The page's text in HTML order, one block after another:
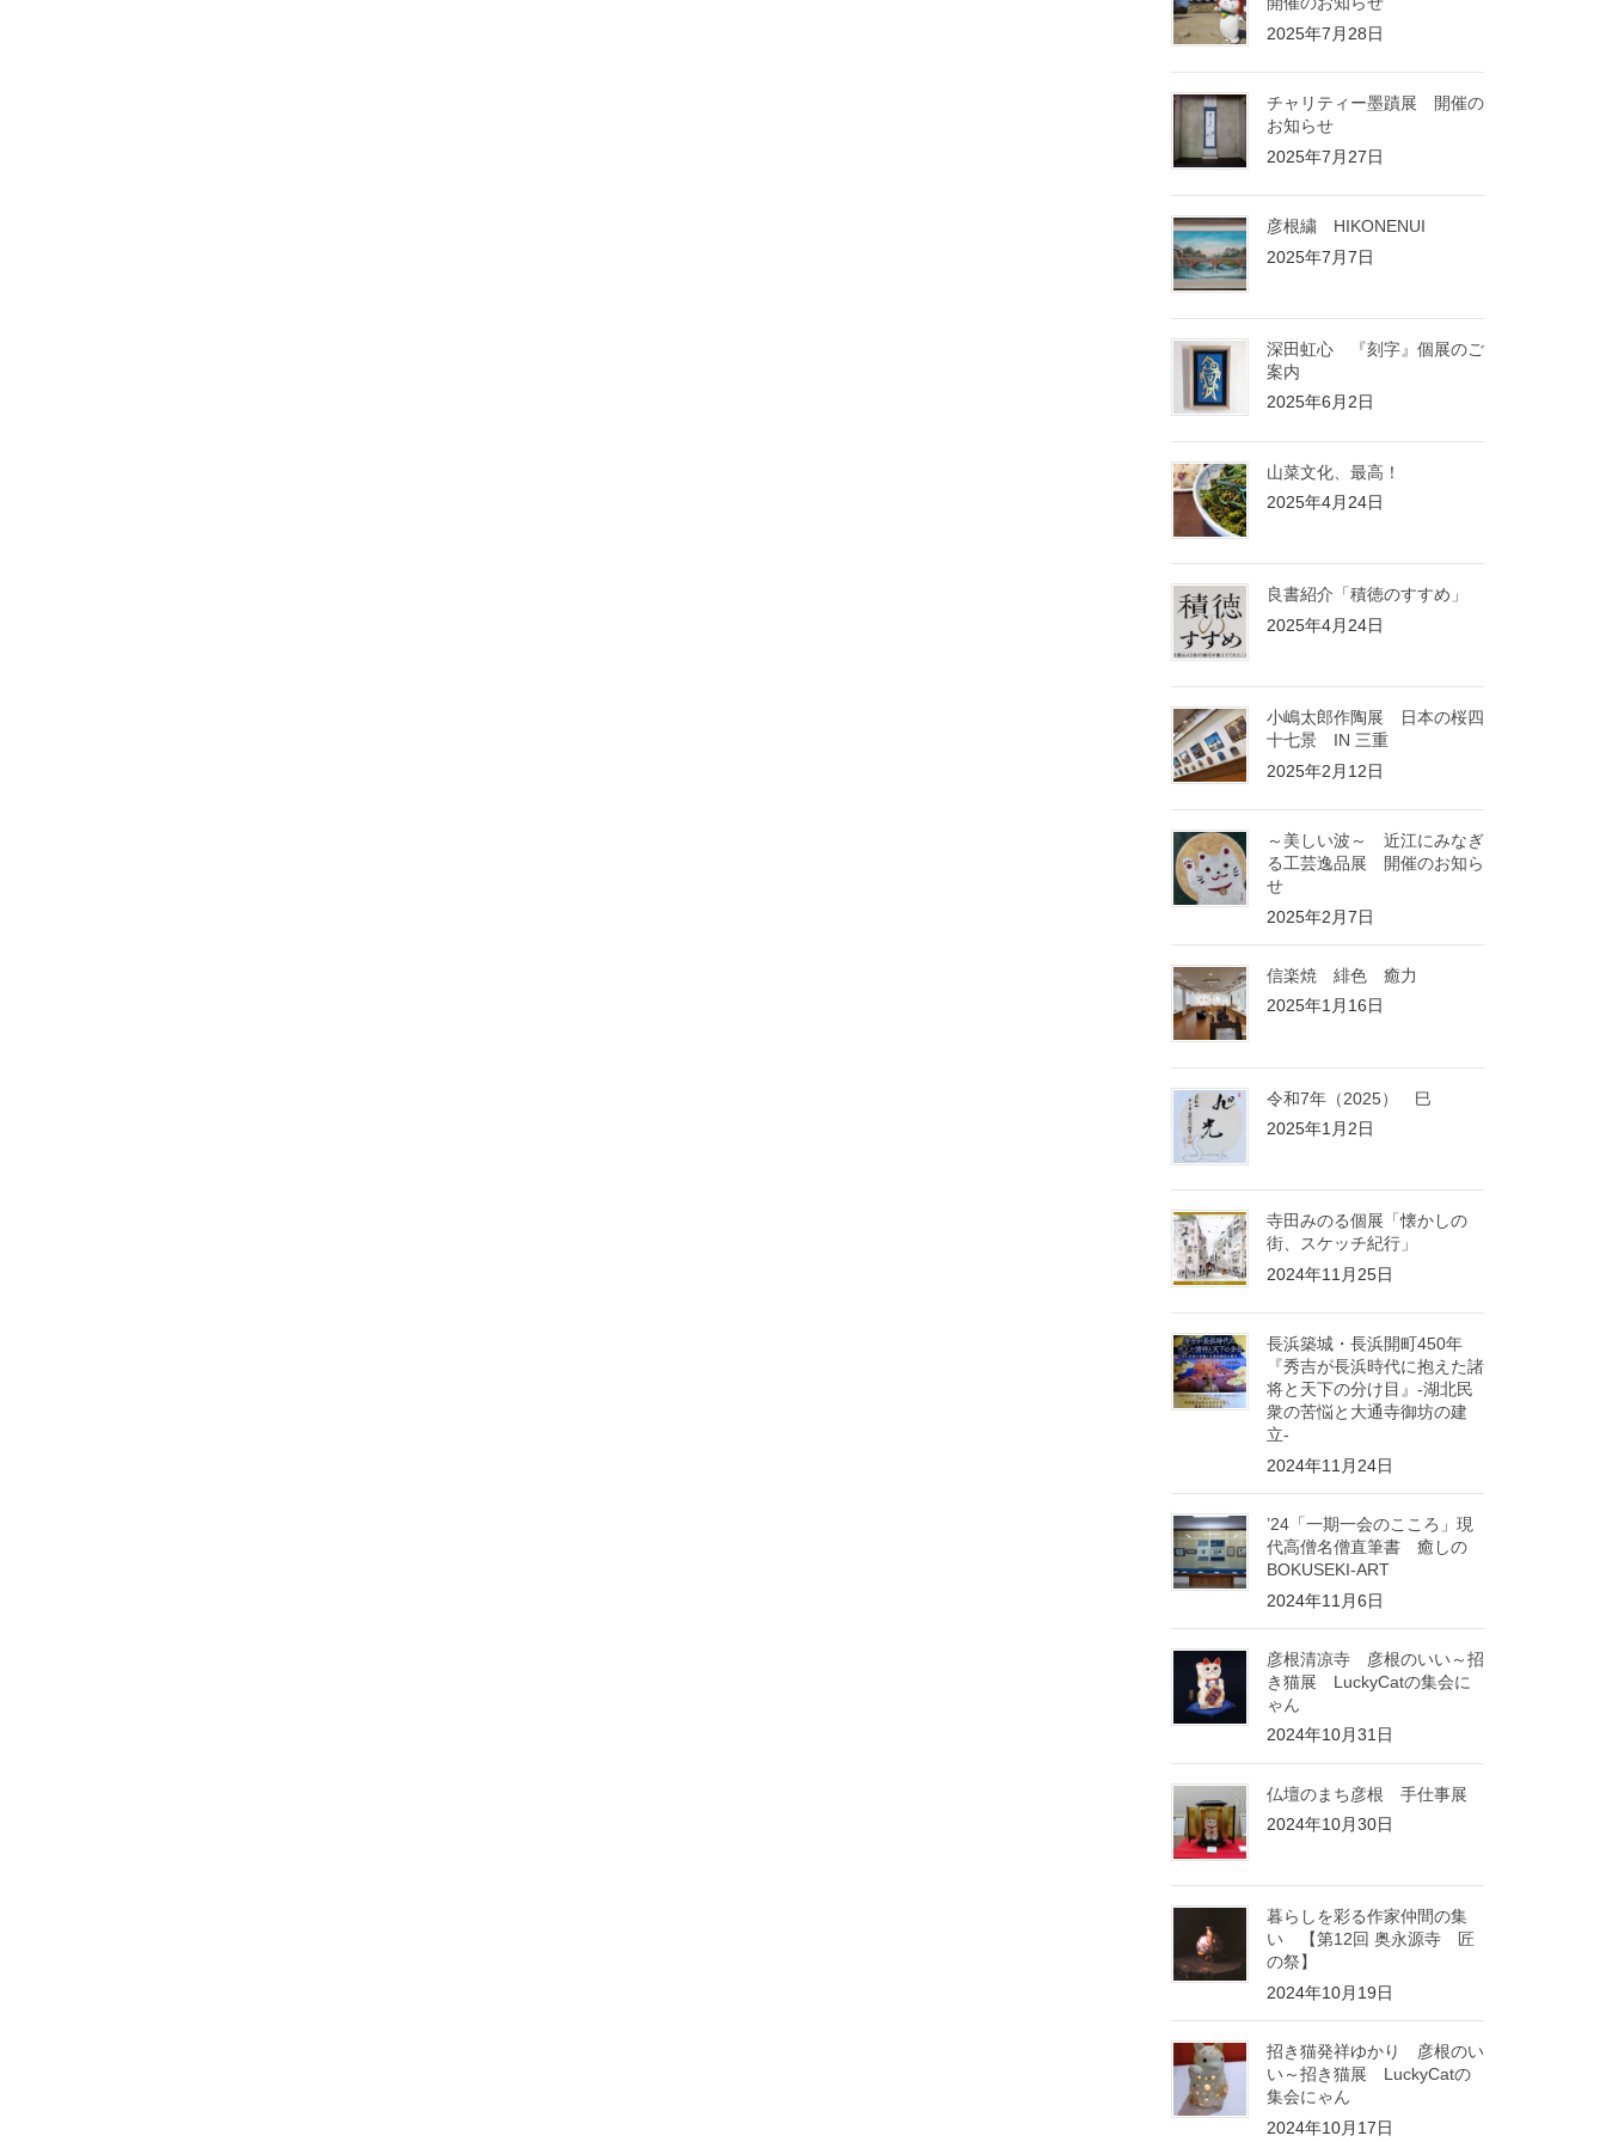
2025年7月28日
チャリティー墨蹟展 開催の
お知らせ
2025年7月27日
彦根繍 HIKONENUI
2025年7月7日
深田虹心 『刻字』個展のご
案内
2025年6月2日
山菜文化、最高！
2025年4月24日
良書紹介「積徳のすすめ」
2025年4月24日
小嶋太郎作陶展 日本の桜四
十七景 IN 三重
2025年2月12日
～美しい波～ 近江にみなぎ
る工芸逸品展 開催のお知ら
せ
2025年2月7日
信楽焼 緋色 癒力
2025年1月16日
令和7年（2025） 巳
2025年1月2日
寺田みのる個展「懐かしの
街、スケッチ紀行」
2024年11月25日
長浜築城・長浜開町450年
『秀吉が長浜時代に抱えた諸
将と天下の分け目』-湖北民
衆の苦悩と大通寺御坊の建
立-
2024年11月24日
’24「一期一会のこころ」現
代高僧名僧直筆書 癒しの
BOKUSEKI-ART
2024年11月6日
彦根清凉寺 彦根のいい～招
き猫展 LuckyCatの集会に
ゃん
2024年10月31日
仏壇のまち彦根 手仕事展
2024年10月30日
暮らしを彩る作家仲間の集
い 【第12回 奥永源寺 匠
の祭】
2024年10月19日
招き猫発祥ゆかり 彦根のい
い～招き猫展 LuckyCatの
集会にゃん
2024年10月17日